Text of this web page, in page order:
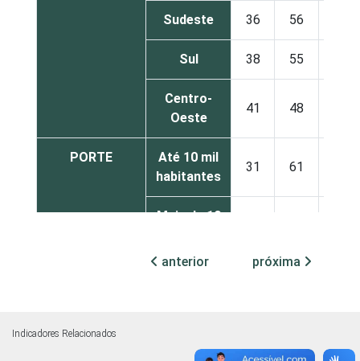
Sudeste 36 56
Sul 38 55
Centro-
Oeste
41 48
PORTE
Até 10 mil
habitantes
31 61
Mais de 10
100 mil
até 500
63 30 7
anterior próxima
Indicadores Relacionados